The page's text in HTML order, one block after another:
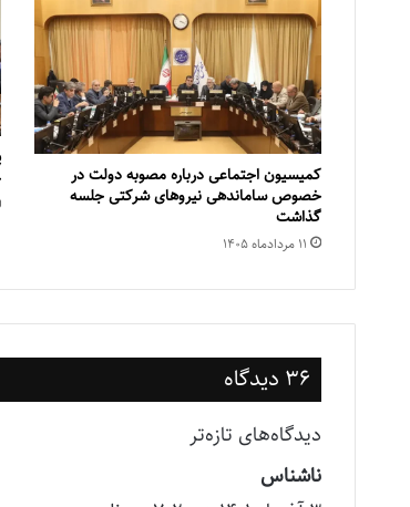
کمیسیون اجتماعی درباره مصوبه دولت در
خصوص ساماندهی نیروهای شرکتی جلسه
گذاشت
۱۱ مرداد‌ماه ۱۴۰۵
36 دیدگاه
راهبری
دیدگاه‌ها
دیدگاه‌های تازه‌تر
ناشناس